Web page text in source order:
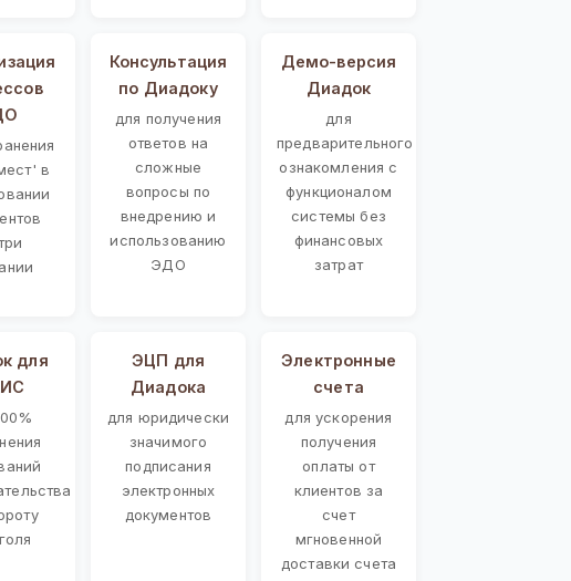
в
Консультация
по Диадоку
для получения
ответов на
сложные
вопросы по
внедрению и
использованию
ЭДО
Демо-версия
Диадок
для
предварительного
ознакомления с
функционалом
системы без
финансовых
затрат
для
ЭЦП для
Диадока
для юридически
значимого
подписания
электронных
документов
Электронные
счета
для ускорения
получения
оплаты от
клиентов за
счет
мгновенной
доставки счета